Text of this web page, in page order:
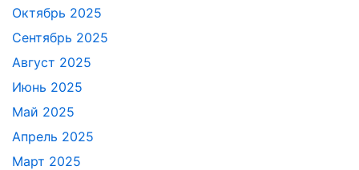
Октябрь 2025
Сентябрь 2025
Август 2025
Июнь 2025
Май 2025
Апрель 2025
Март 2025